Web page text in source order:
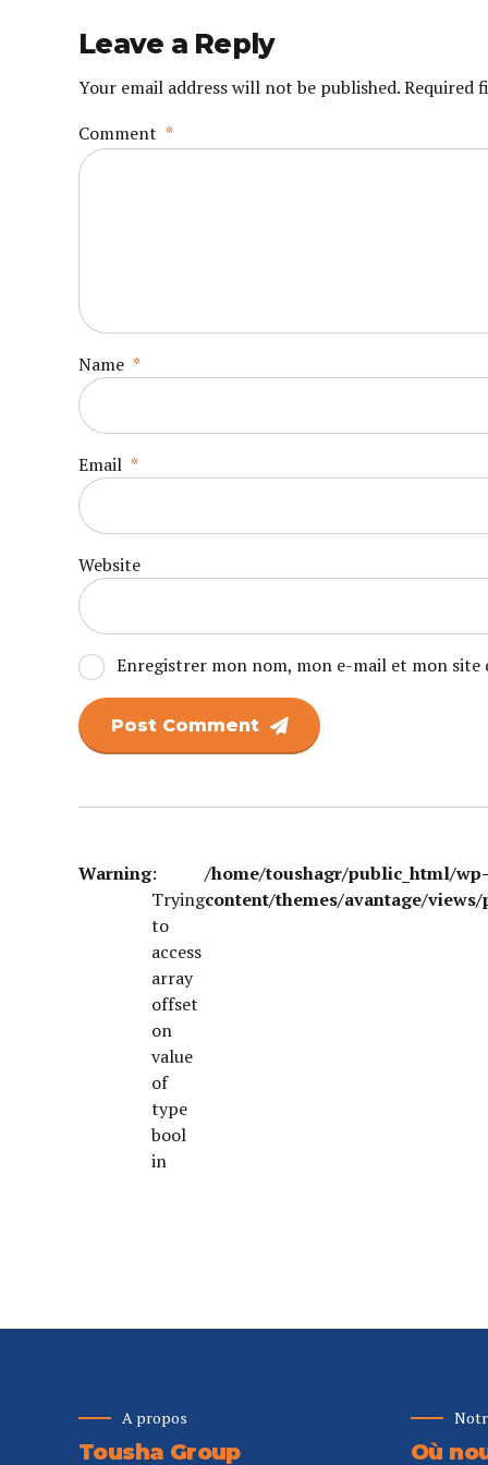
Leave a Reply
Your email address will not be published. Required
Comment *
Name *
Email *
Website
Enregistrer mon nom, mon e-mail et mon
Post Comment
Warning:
Trying
to
access
array
offset
on
value
of
type
bool
in
/home/toushagr/public_html/wp-
content/themes/avantage/views/
A propos
Tousha Group Où